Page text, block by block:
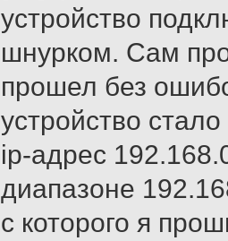
устройство
шнурком. Сам
прошел без
устройство
ip-адрес
диапазоне
с которого я